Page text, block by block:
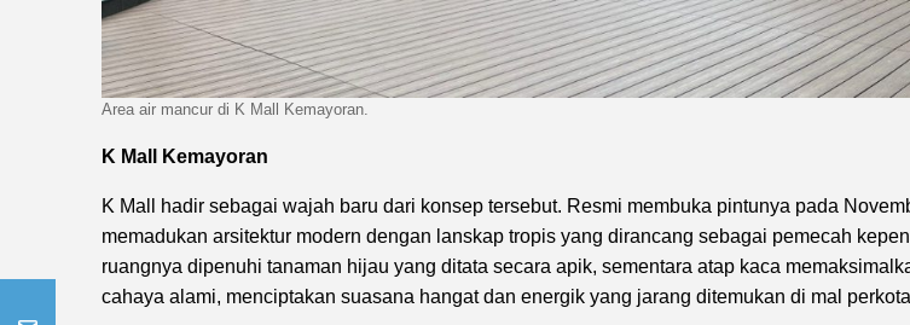
Area air mancur di K Mall Kemayoran.
K Mall Kemayoran
K Mall hadir sebagai wajah baru dari konsep tersebut. Resmi membuka pintunya pada
memadukan arsitektur modern dengan lanskap tropis yang dirancang sebagai pemecah
ruangnya dipenuhi tanaman hijau yang ditata secara apik, sementara atap kaca
cahaya alami, menciptakan suasana hangat dan energik yang jarang ditemukan di mal